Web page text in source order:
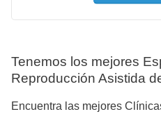
Tenemos los mejores
Reproducción Asistida
Encuentra las mejores